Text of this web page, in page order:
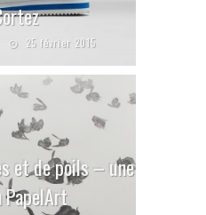
25 février 2015
et de poils – une